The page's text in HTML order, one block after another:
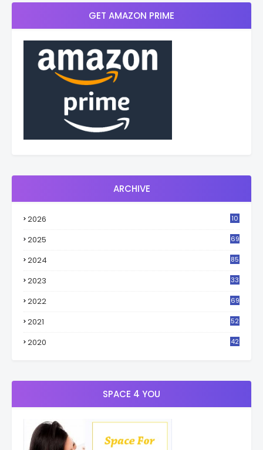
GET AMAZON PRIME
ARCHIVE
2026
10
2025 69
2024 85
2023
33
2022 69
2021
52
2020
42
SPACE 4 YOU